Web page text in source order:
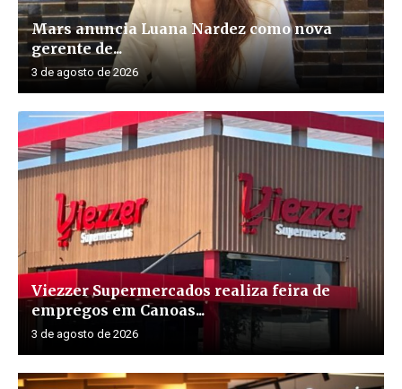
Mars anuncia Luana Nardez como nova
gerente de...
3 de agosto de 2026
Viezzer Supermercados realiza feira de
empregos em Canoas...
3 de agosto de 2026